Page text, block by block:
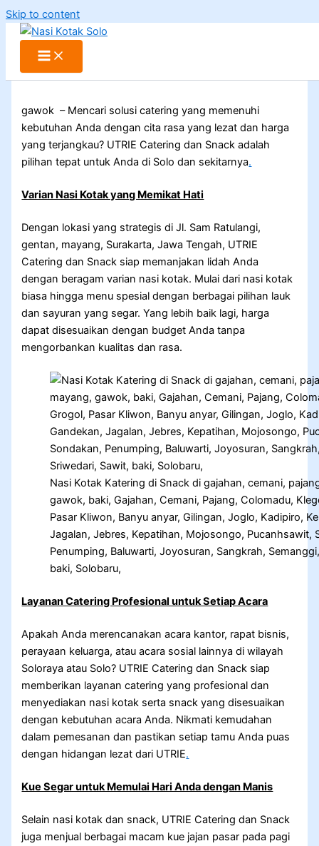
Skip to content
gawok – Mencari solusi catering yang memenuhi
kebutuhan Anda dengan cita rasa yang lezat dan harga
yang terjangkau? UTRIE Catering dan Snack adalah
pilihan tepat untuk Anda di Solo dan sekitarnya.
Varian Nasi Kotak yang Memikat Hati
Dengan lokasi yang strategis di Jl. Sam Ratulangi,
gentan, mayang, Surakarta, Jawa Tengah, UTRIE
Catering dan Snack siap memanjakan lidah Anda
dengan beragam varian nasi kotak. Mulai dari nasi kotak
biasa hingga menu spesial dengan berbagai pilihan lauk
dan sayuran yang segar. Yang lebih baik lagi, harga
dapat disesuaikan dengan budget Anda tanpa
mengorbankan kualitas dan rasa.
Nasi Kotak Katering di Snack di gajahan, cemani,
gawok, baki, Gajahan, Cemani, Pajang, Colomadu,
Pasar Kliwon, Banyu anyar, Gilingan, Joglo, Kadipiro,
Jagalan, Jebres, Kepatihan, Mojosongo, Pucanhsawit,
Penumping, Baluwarti, Joyosuran, Sangkrah,
baki, Solobaru,
Layanan Catering Profesional untuk Setiap Acara
Apakah Anda merencanakan acara kantor, rapat bisnis,
perayaan keluarga, atau acara sosial lainnya di wilayah
Soloraya atau Solo? UTRIE Catering dan Snack siap
memberikan layanan catering yang profesional dan
menyediakan nasi kotak serta snack yang disesuaikan
dengan kebutuhan acara Anda. Nikmati kemudahan
dalam pemesanan dan pastikan setiap tamu Anda puas
dengan hidangan lezat dari UTRIE.
Kue Segar untuk Memulai Hari Anda dengan Manis
Selain nasi kotak dan snack, UTRIE Catering dan Snack
juga menjual berbagai macam kue jajan pasar pada pagi